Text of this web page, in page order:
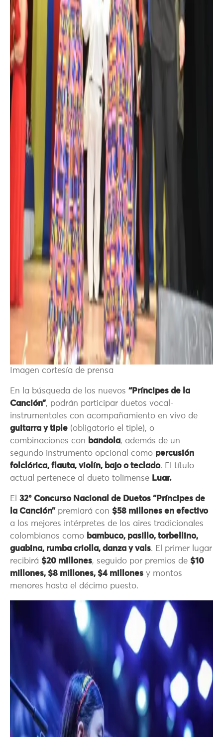
Imagen cortesía de prensa
En la búsqueda de los nuevos “Príncipes de la
Canción”, podrán participar duetos vocal-
instrumentales con acompañamiento en vivo de
guitarra y tiple (obligatorio el tiple), o
combinaciones con bandola, además de un
segundo instrumento opcional como percusión
folclórica, flauta, violín, bajo o teclado. El título
actual pertenece al dueto tolimense Luar.
El 32° Concurso Nacional de Duetos “Príncipes de
la Canción” premiará con $58 millones en efectivo
a los mejores intérpretes de los aires tradicionales
colombianos como bambuco, pasillo, torbellino,
guabina, rumba criolla, danza y vals. El primer lugar
recibirá $20 millones, seguido por premios de $10
millones, $8 millones, $4 millones y montos
menores hasta el décimo puesto.